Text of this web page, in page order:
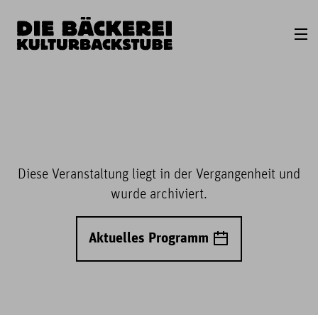
Diese Veranstaltung liegt in der Vergangenheit und
wurde archiviert.
Aktuelles Programm